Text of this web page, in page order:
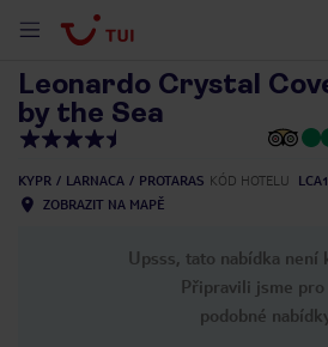
Leonardo Crystal
by the Sea
KYPR LARNACA PROTARAS KÓD HOTELU
ZOBRAZIT NA MAPĚ
Upsss, tato nabídka není
Připravili jsme pro
podobné